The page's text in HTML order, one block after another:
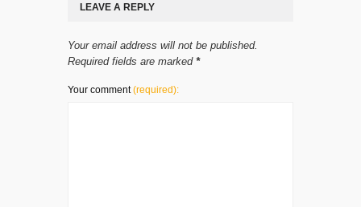
LEAVE A REPLY
Your email address will not be published.
Required fields are marked *
Your comment(required):